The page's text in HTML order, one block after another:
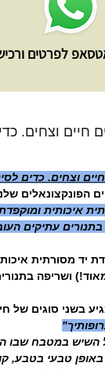
חיים וצחים.
וצחים. כדים
שלנו
איכותית
עתיקים
יד מסורתית
ושריפה
בשני סוגים של
"
השיש במטבח
טבעי בטבע,
לפרטים